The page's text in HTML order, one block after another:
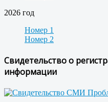
2026 год
Номер 1
Номер 2
Свидетельство о
информации